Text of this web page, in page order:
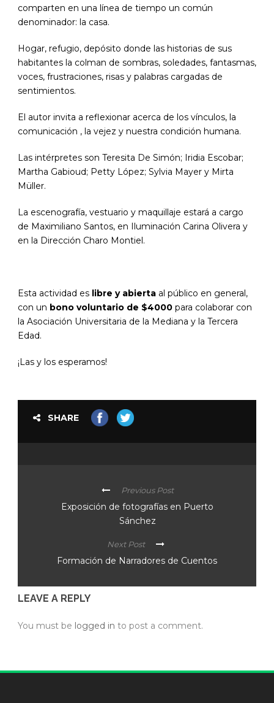
comparten en una línea de tiempo un común
denominador: la casa.
Hogar, refugio, depósito donde las historias de sus
habitantes la colman de sombras, soledades, fantasmas,
voces, frustraciones, risas y palabras cargadas de
sentimientos.
El autor invita a reflexionar acerca de los vínculos, la
comunicación , la vejez y nuestra condición humana.
Las intérpretes son Teresita De Simón; Iridia Escobar;
Martha Gabioud; Petty López; Sylvia Mayer y Mirta
Müller.
La escenografía, vestuario y maquillaje estará a cargo
de Maximiliano Santos, en Iluminación Carina Olivera y
en la Dirección Charo Montiel.
Esta actividad es libre y abierta al público en general,
con un bono voluntario de $4000 para colaborar con
la Asociación Universitaria de la Mediana y la Tercera
Edad.
¡Las y los esperamos!
SHARE
Previous Post
Exposición de fotografías en Puerto
Sánchez
Next Post
Formación de Narradores de Cuentos
LEAVE A REPLY
You must be logged in to post a comment.